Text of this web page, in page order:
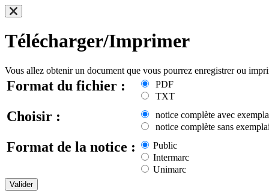
Télécharger/Imprimer
Vous allez obtenir un document que vous pourrez enregistrer ou
Format du fichier :
PDF
TXT
Choisir :
notice complète avec
notice complète sans
Format de la notice :
Public
Intermarc
Unimarc